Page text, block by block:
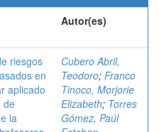
Autor(es)
riesgos
en
aplicado
de
la
Cubero Abril,
Teodoro; Franco
Tinoco, Morjorie
Elizabeth; Torres
Gómez, Paúl